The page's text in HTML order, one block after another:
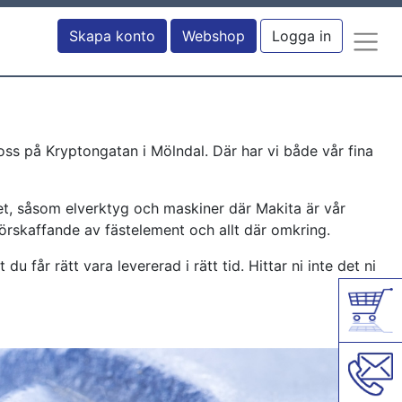
Skapa konto Webshop Logga in
på Kryptongatan i Mölndal. Där har vi både vår fina
såsom elverktyg och maskiner där Makita är vår
av fästelement och allt där omkring.
får rätt vara levererad i rätt tid. Hittar ni inte det ni